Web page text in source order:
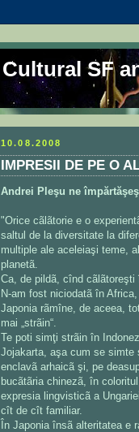
Cultural SF
10.08.2008
IMPRESII DE PE O
Andrei Pleşu ne
"Orice cãlãtorie e o
saltul de la diversitate la
multiple ale aceleiaşi teme,
planetã.
Ca, de pildã, cînd cãlãtoreşti
N-am fost niciodatã în
Japonia rãmîne, de aceea,
mai „strãin“.
Te poti simţi strãin în
Jojakarta, aşa cum se simte
enclavã arhaicã şi, pe
bucãtãria chinezã, în
expresia lingvisticã a
cît de cît familiar.
În Japonia însã alteritatea e